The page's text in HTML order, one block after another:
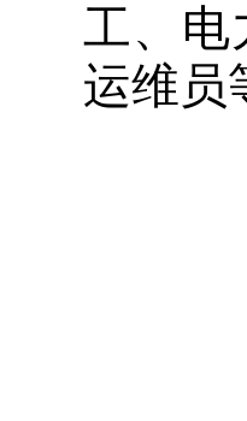
工、电
运维员